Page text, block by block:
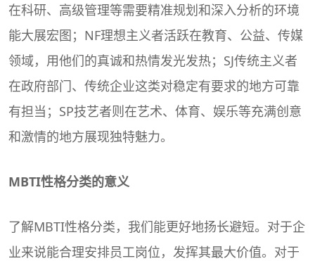
在科研、高级管理等需要精准规划和深入分析的环境
能大展宏图；NF理想主义者活跃在教育、公益、传媒
领域，用他们的真诚和热情发光发热；SJ传统主义者
在政府部门、传统企业这类对稳定有要求的地方可靠
有担当；SP技艺者则在艺术、体育、娱乐等充满创意
和激情的地方展现独特魅力。
MBTI性格分类的意义
了解MBTI性格分类，我们能更好地扬长避短。对于企
业来说能合理安排员工岗位，发挥其最大价值。对于